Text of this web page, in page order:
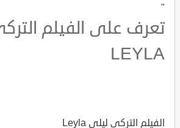
"
تعرف على الفيلم
LEYLA
الفيلم التركي ليلى Leyla